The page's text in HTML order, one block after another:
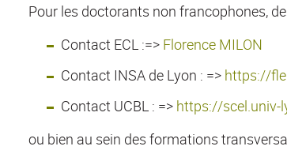
Pour les doctorants non francophones,
Contact ECL :=> Florence MILON
Contact INSA de Lyon : => https://
Contact UCBL : => https://scel.univ-
ou bien au sein des formations